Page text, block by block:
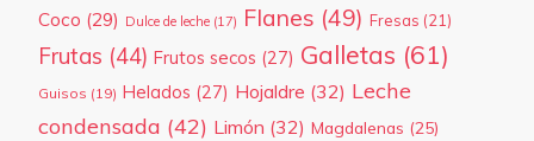
Coco (29) Dulce de leche (17) Flanes (49) Fresas (21)
Frutas (44) Frutos secos (27) Galletas (61)
Guisos (19) Helados (27) Hojaldre (32) Leche
condensada (42) Limón (32) Magdalenas (25)